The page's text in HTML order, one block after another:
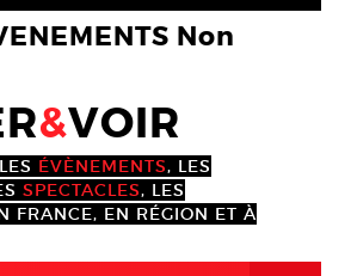
Non
&VOIR
ÉVÈNEMENTS, LES
SPECTACLES, LES
FRANCE, EN RÉGION ET À